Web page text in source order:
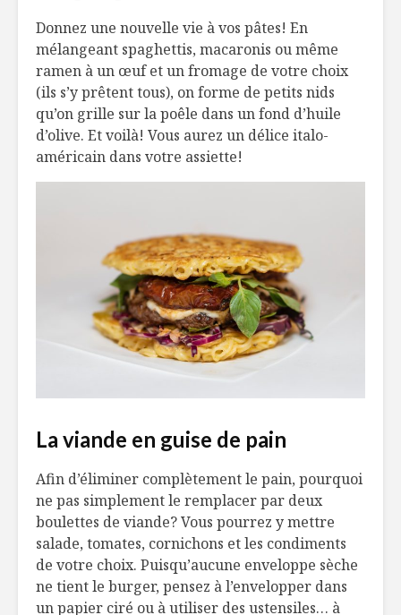
Donnez une nouvelle vie à vos pâtes! En
mélangeant spaghettis, macaronis ou même
ramen à un œuf et un fromage de votre choix
(ils s’y prêtent tous), on forme de petits nids
qu’on grille sur la poêle dans un fond d’huile
d’olive. Et voilà! Vous aurez un délice italo-
américain dans votre assiette!
La viande en guise de pain
Afin d’éliminer complètement le pain, pourquoi
ne pas simplement le remplacer par deux
boulettes de viande? Vous pourrez y mettre
salade, tomates, cornichons et les condiments
de votre choix. Puisqu’aucune enveloppe sèche
ne tient le burger, pensez à l’envelopper dans
un papier ciré ou à utiliser des ustensiles… à